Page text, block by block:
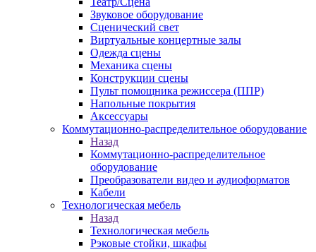
Звуковое оборудование
Сценический свет
Виртуальные концертные залы
Одежда сцены
Механика сцены
Конструкции сцены
Пульт помощника режиссера (ППР)
Напольные покрытия
Аксессуары
Коммутационно-распределительное оборудование
Назад
Коммутационно-распределительное
оборудование
Преобразователи видео и аудиоформатов
Кабели
Технологическая мебель
Назад
Технологическая мебель
Рэковые стойки, шкафы